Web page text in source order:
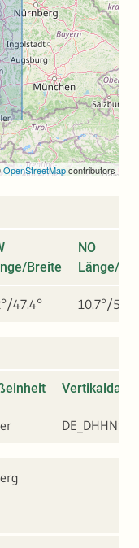
OpenStreetMapcontributors
Breite
NO
Länge/
47.4° 10.7°/50°